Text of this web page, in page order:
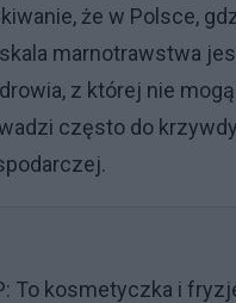
że w Polsce,
marnotrawstwa
z której nie
często do
To kosmetyczka i